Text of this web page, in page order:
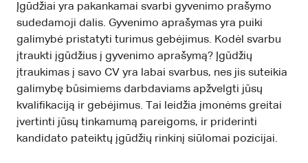
Įgūdžiai yra pakankamai svarbi gyvenimo prašymo
sudedamoji dalis. Gyvenimo aprašymas yra puiki
galimybė pristatyti turimus gebėjimus. Kodėl svarbu
įtraukti įgūdžius į gyvenimo aprašymą? Įgūdžių
įtraukimas į savo CV yra labai svarbus, nes jis suteikia
galimybę būsimiems darbdaviams apžvelgti jūsų
kvalifikaciją ir gebėjimus. Tai leidžia įmonėms greitai
įvertinti jūsų tinkamumą pareigoms, ir priderinti
kandidato pateiktų įgūdžių rinkinį siūlomai pozicijai.